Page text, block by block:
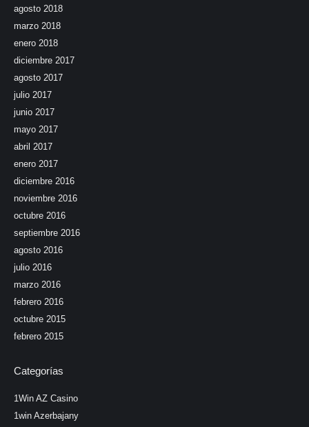
agosto 2018
marzo 2018
enero 2018
diciembre 2017
agosto 2017
julio 2017
junio 2017
mayo 2017
abril 2017
enero 2017
diciembre 2016
noviembre 2016
octubre 2016
septiembre 2016
agosto 2016
julio 2016
marzo 2016
febrero 2016
octubre 2015
febrero 2015
Categorías
1Win AZ Casino
1win Azerbajany